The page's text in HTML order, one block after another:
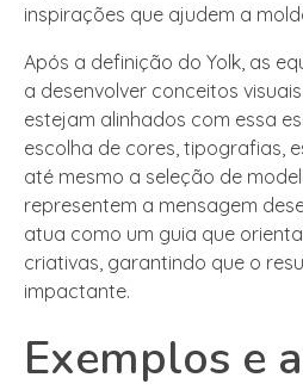
inspirações que ajudem a
Após a definição do Yolk, as
a desenvolver conceitos
estejam alinhados com essa
escolha de cores, tipografias,
até mesmo a seleção de
representem a mensagem
atua como um guia que
criativas, garantindo que o
impactante.
Exemplos e